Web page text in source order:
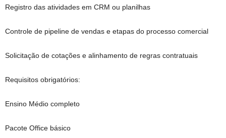
Registro das atividades em CRM ou planilhas
Controle de pipeline de vendas e etapas do processo comercial
Solicitação de cotações e alinhamento de regras contratuais
Requisitos obrigatórios:
Ensino Médio completo
Pacote Office básico